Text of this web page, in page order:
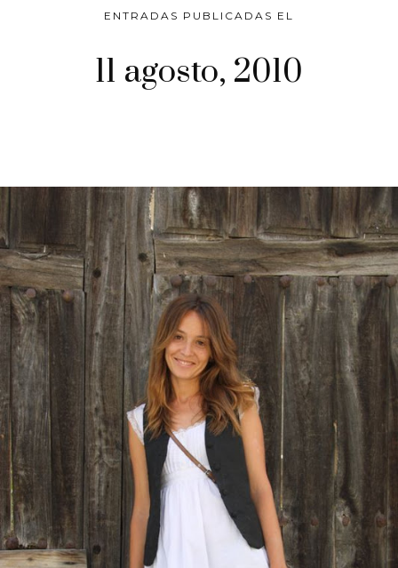
ENTRADAS PUBLICADAS EL
11 agosto, 2010